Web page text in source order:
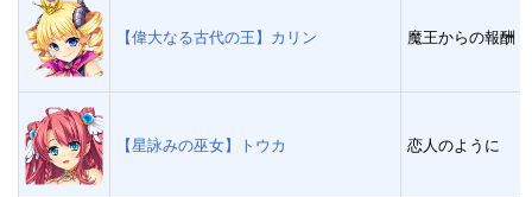
【偉大なる古代の王】カリン 魔王からの報酬
【星詠みの巫女】トウカ 恋人のように